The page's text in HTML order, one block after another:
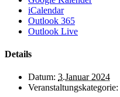
iCalendar
Outlook 365
Outlook Live
Details
Datum: 3.Januar 2024
Veranstaltungskategorie: